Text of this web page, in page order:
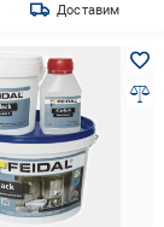
Доставим